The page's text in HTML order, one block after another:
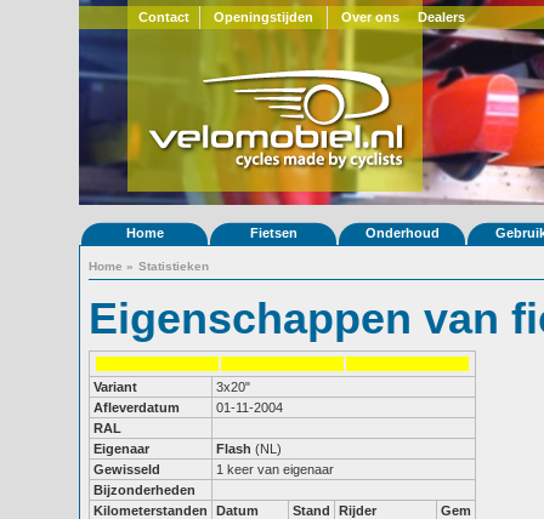
Contact Openingstijden Over ons Dealers
Home Fietsen Onderhoud
Home » Statistieken
Eigenschappen van
Variant
3x20"
Afleverdatum
01-11-2004
RAL
Eigenaar
Flash (NL)
Gewisseld
1 keer van eigenaar
Bijzonderheden
Kilometerstanden
Datum Stand Rijder
Gem